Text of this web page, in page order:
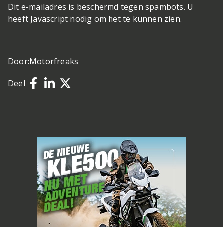
Dit e-mailadres is beschermd tegen spambots. U
heeft Javascript nodig om het te kunnen zien.
Door:Motorfreaks
Deel